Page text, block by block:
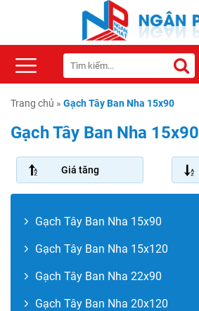
Trang chủ » Gạch Tây Ban Nha 15x90
Gạch Tây Ban Nha 15x90
Giá tăng
Gạch Tây Ban Nha 15x90
Gạch Tây Ban Nha 15x120
Gạch Tây Ban Nha 22x90
Gạch Tây Ban Nha 20x120